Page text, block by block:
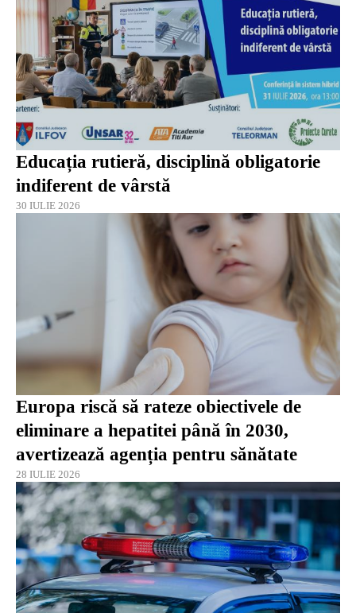
Educația rutieră, disciplină obligatorie
indiferent de vârstă
30 IULIE 2026
Europa riscă să rateze obiectivele de
eliminare a hepatitei până în 2030,
avertizează agenția pentru sănătate
28 IULIE 2026